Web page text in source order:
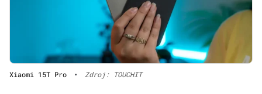
Xiaomi 15T Pro • Zdroj: TOUCHIT